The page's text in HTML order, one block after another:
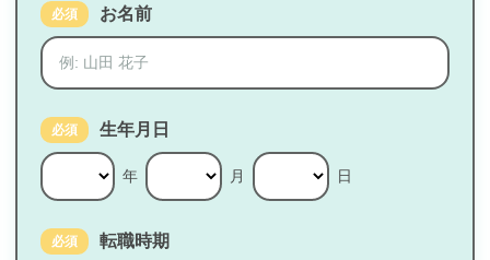
必須 お名前
必須 生年月日
年 月 日
必須 転職時期